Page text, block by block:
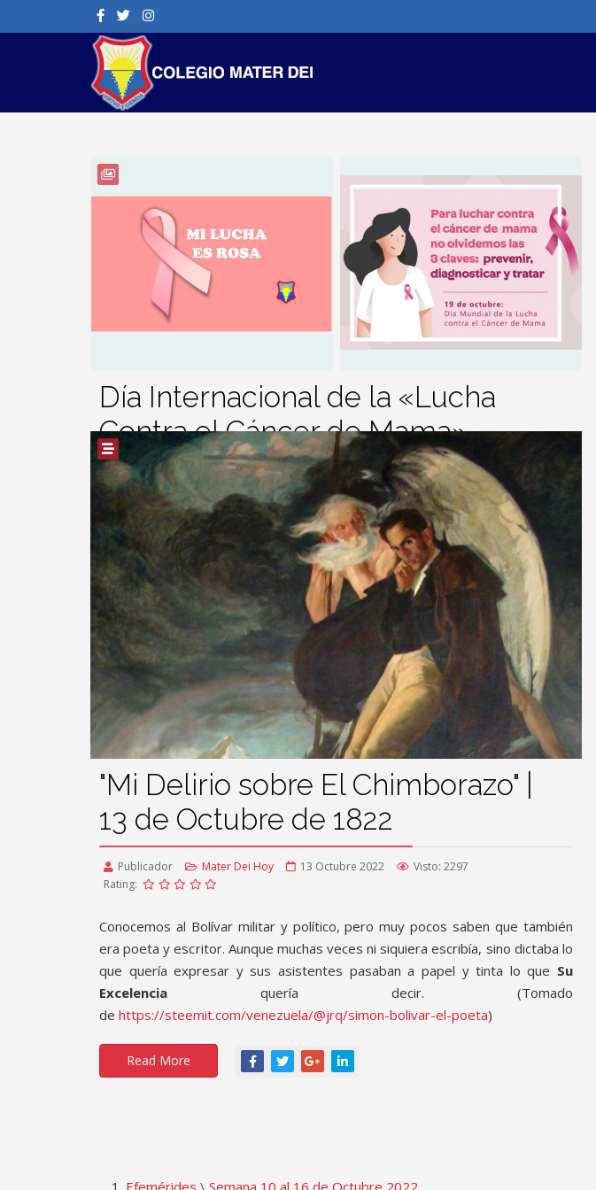
Día Internacional de la «Lucha
Contra el Cáncer de Mama»
Publicador Mater Dei Hoy 19 Octubre 2022
Visto: 1649
Rating:
19 de OctubreDía Internacional de la lucha"Contra el Cáncer de Mama"
Read More
"Mi Delirio sobre El Chimborazo" |
13 de Octubre de 1822
Publicador Mater Dei Hoy 13 Octubre 2022
Visto: 2297
Rating:
Conocemos al Bolívar militar y político, pero muy pocos saben que también
era poeta y escritor. Aunque muchas veces ni siquiera escribía, sino dictaba lo
que quería expresar y sus asistentes pasaban a papel y tinta lo que Su
Excelencia quería decir. (Tomado
de https://steemit.com/venezuela/@jrq/simon-bolivar-el-poeta)
Read More
Efemérides \ Semana 10 al 16 de Octubre 2022